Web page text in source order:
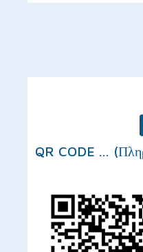
QR CODE ...